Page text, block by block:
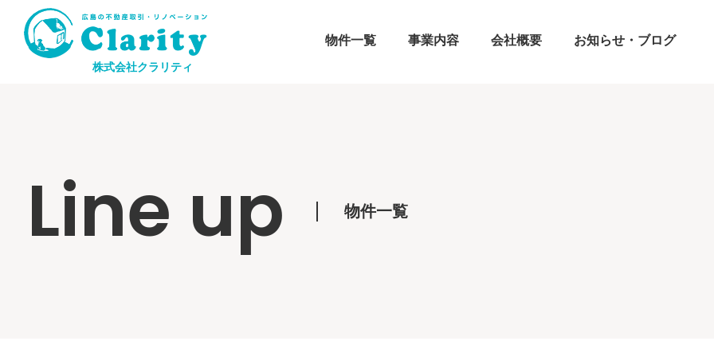
株式会社クラリティ
物件一覧 事業内容 会社概要 お知らせ・ブログ
Line up 物件一覧